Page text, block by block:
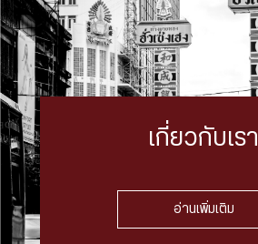
เกี่ยวกับเรา
อ่านเพิ่มเติม